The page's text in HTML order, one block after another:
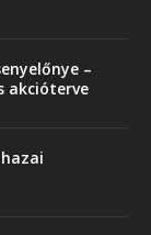
–
akcióterve